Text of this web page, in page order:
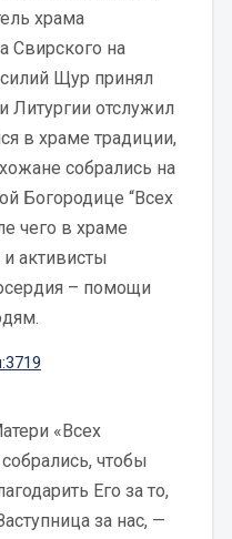
храма
Свирского на
Щур принял
Литургии отслужил
в храме традиции,
собрались на
Богородице “Всех
чего в храме
и активисты
– помощи
«Всех
чтобы
Его за то,
за нас, —